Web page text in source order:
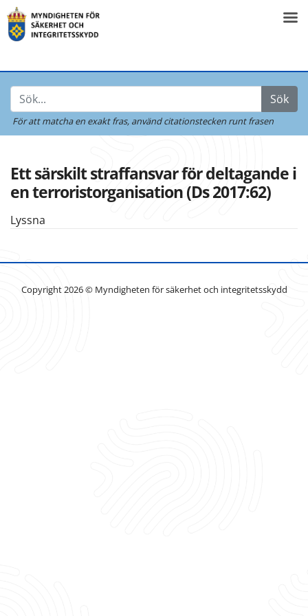
Sök
För att matcha en exakt fras, använd citationstecken runt frasen
Ett särskilt straffansvar för deltagande i
en terroristorganisation (Ds 2017:62)
Lyssna
Copyright 2026 © Myndigheten för säkerhet och integritetsskydd